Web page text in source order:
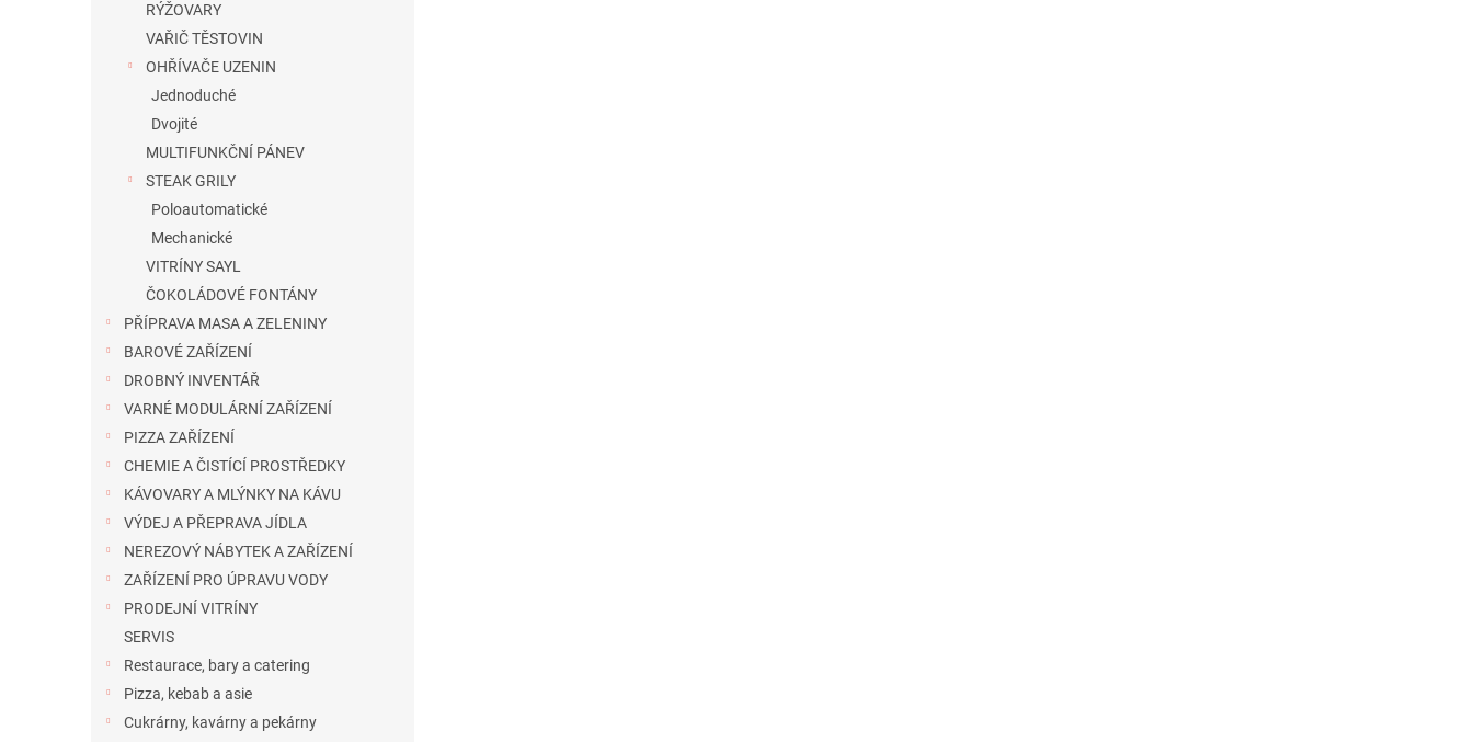
RÝŽOVARY
VAŘIČ TĚSTOVIN
OHŘÍVAČE UZENIN
Jednoduché
Dvojité
MULTIFUNKČNÍ PÁNEV
STEAK GRILY
Poloautomatické
Mechanické
VITRÍNY SAYL
ČOKOLÁDOVÉ FONTÁNY
PŘÍPRAVA MASA A ZELENINY
BAROVÉ ZAŘÍZENÍ
DROBNÝ INVENTÁŘ
VARNÉ MODULÁRNÍ ZAŘÍZENÍ
PIZZA ZAŘÍZENÍ
CHEMIE A ČISTÍCÍ PROSTŘEDKY
KÁVOVARY A MLÝNKY NA KÁVU
VÝDEJ A PŘEPRAVA JÍDLA
NEREZOVÝ NÁBYTEK A ZAŘÍZENÍ
ZAŘÍZENÍ PRO ÚPRAVU VODY
PRODEJNÍ VITRÍNY
SERVIS
Restaurace, bary a catering
Pizza, kebab a asie
Cukrárny, kavárny a pekárny